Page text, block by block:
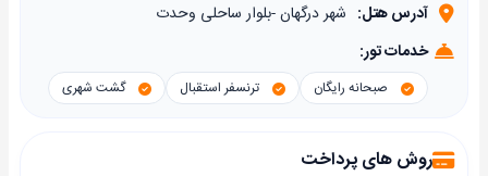
آدرس هتل: شهر درگهان -بلوار ساحلی وحدت
خدمات تور:
صبحانه رایگان ترنسفر استقبال گشت شهری
روش های پرداخت